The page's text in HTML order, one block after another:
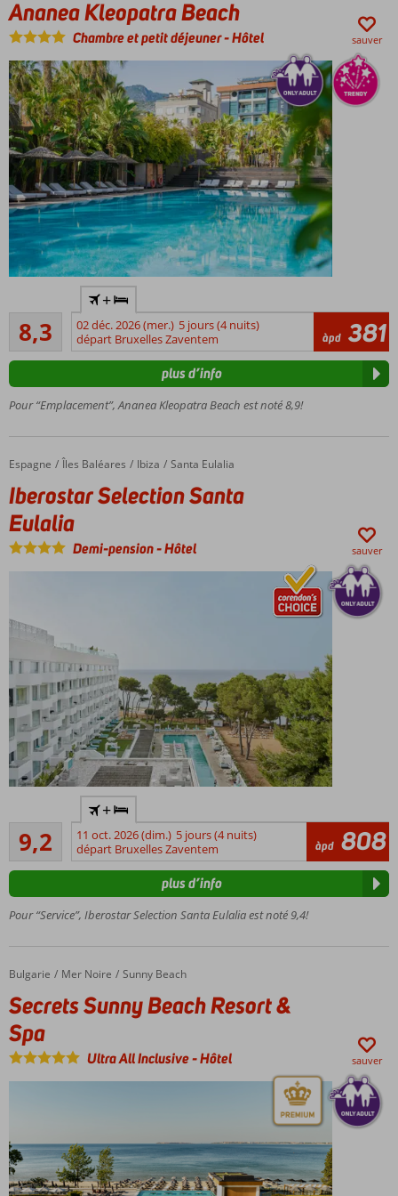
Spa
avec
espace
de
fitness
Ananea Kleopatra Beach
Chambre et petit déjeuner-Hôtel sauver
minimum
12 ans
Juste sur
Cléopâtre
Plage
privée
Inclusive
également
possible
8,3Très bon
138
commentaires
+
02 déc. 2026 (mer.) 5 jours (4 nuits)
départ Bruxelles Zaventem
àpd 381
Pour “Emplacement”, Ananea Kleopatra Beach est noté 8,9!
plus d’info
Accueil
Espagne Îles Baléares Ibiza Santa Eulalia
Iberostar Selection Santa Eulalia
Iberostar Selection Santa
Eulalia
Demi-pension-Hôtel sauver
uniquement
: âge
minimum
16 ans
magnifique
S'Argamassa
Beach
inclusive
également
possible
9,2
Excellente
38
commentaires
+
11 oct. 2026 (dim.) 5 jours (4 nuits)
départ Bruxelles Zaventem
àpd 808
Pour “Service”, Iberostar Selection Santa Eulalia est noté 9,4!
plus d’info
Accueil
Bulgarie Mer Noire Sunny Beach
Secrets Sunny Beach Resort & Spa
Secrets Sunny Beach Resort &
Spa
Ultra All Inclusive-Hôtel sauver